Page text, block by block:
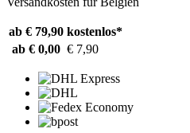
ab € 79,90 kostenlos*
ab € 0,00 € 7,90